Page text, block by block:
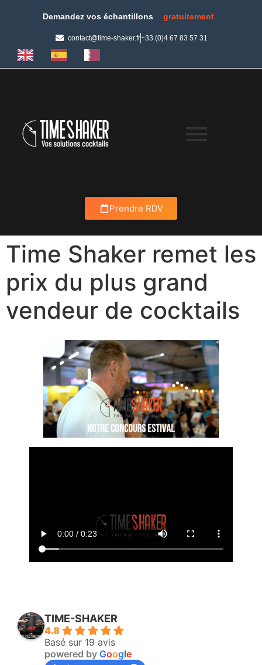
Demandez vos échantillons gratuitement
contact@time-shaker.fr+33 (0)4 67 83 57 31
Prendre RDV
Time Shaker remet les
prix du plus grand
vendeur de cocktails
TIME-SHAKER
4.8
Basé sur 19 avis
powered by Google